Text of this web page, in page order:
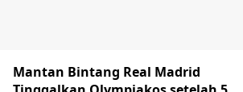
Mantan Bintang Real Madrid